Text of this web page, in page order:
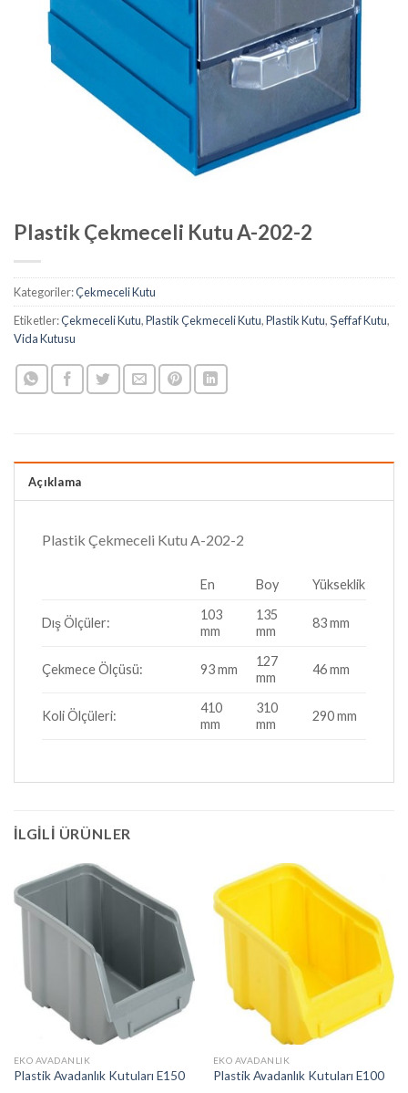
Plastik Çekmeceli Kutu A-202-2
Kategoriler:Çekmeceli Kutu
Etiketler:Çekmeceli Kutu,Plastik Çekmeceli Kutu,Plastik Kutu,Şeffaf Kutu,
Vida Kutusu
Açıklama
Plastik Çekmeceli Kutu A-202-2
En Boy Yükseklik
Dış Ölçüler:
103
mm
135
mm
83 mm
Çekmece Ölçüsü: 93 mm
127
mm
46 mm
Koli Ölçüleri:
410
mm
310
mm
290 mm
İLGILI ÜRÜNLER
EKO AVADANLIK
Plastik Avadanlık Kutuları E150
EKO AVADANLIK
Plastik Avadanlık Kutuları E100